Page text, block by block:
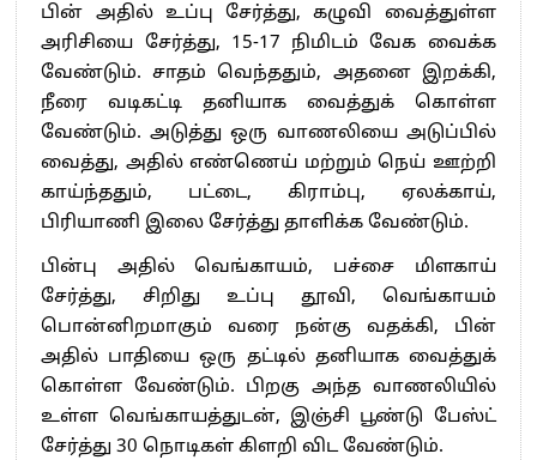
பின் அதில் உப்பு சேர்த்து, கழுவி வைத்துள்ள
அரிசியை சேர்த்து, 15-17 நிமிடம் வேக வைக்க
வேண்டும். சாதம் வெந்ததும், அதனை இறக்கி,
நீரை வடிகட்டி தனியாக வைத்துக் கொள்ள
வேண்டும். அடுத்து ஒரு வாணலியை அடுப்பில்
வைத்து, அதில் எண்ணெய் மற்றும் நெய் ஊற்றி
காய்ந்ததும், பட்டை, கிராம்பு, ஏலக்காய்,
பிரியாணி இலை சேர்த்து தாளிக்க வேண்டும்.
பின்பு அதில் வெங்காயம், பச்சை மிளகாய்
சேர்த்து, சிறிது உப்பு தூவி, வெங்காயம்
பொன்னிறமாகும் வரை நன்கு வதக்கி, பின்
அதில் பாதியை ஒரு தட்டில் தனியாக வைத்துக்
கொள்ள வேண்டும். பிறகு அந்த வாணலியில்
உள்ள வெங்காயத்துடன், இஞ்சி பூண்டு பேஸ்ட்
சேர்த்து 30 நொடிகள் கிளறி விட வேண்டும்.